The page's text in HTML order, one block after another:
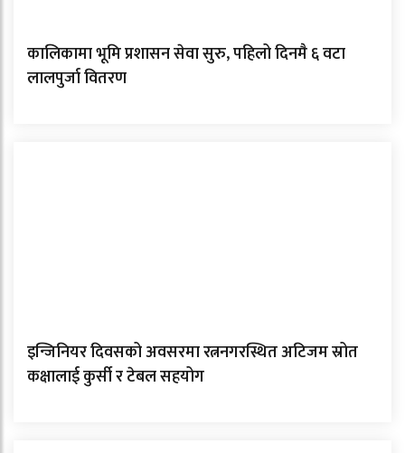
कालिकामा भूमि प्रशासन सेवा सुरु, पहिलो दिनमै ६ वटा
लालपुर्जा वितरण
इन्जिनियर दिवसको अवसरमा रत्ननगरस्थित अटिजम स्रोत
कक्षालाई कुर्सी र टेबल सहयोग